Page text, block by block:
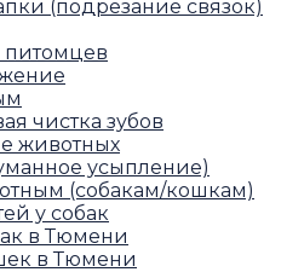
(подрезание связок)
чистка зубов
животных
усыпление)
(собакам/кошкам)
у собак
в Тюмени
в Тюмени